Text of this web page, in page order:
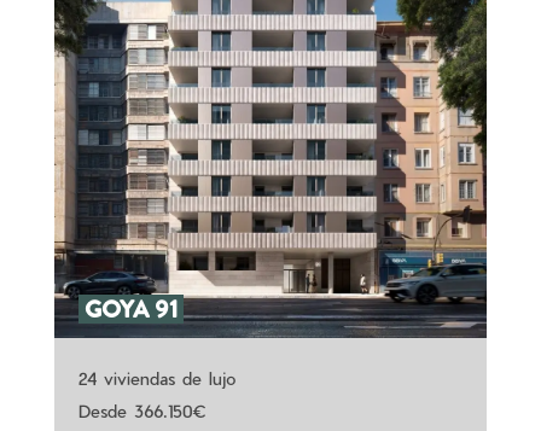
GOYA 91
24 viviendas de lujo
366.150